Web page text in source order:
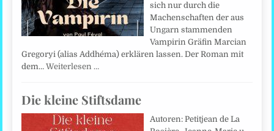
sich nur durch die
Machenschaften der aus
Ungarn stammenden
Vampirin Gräfin Marcian
Gregoryi (alias Addhéma) erklären lassen. Der Roman mit
dem…Weiterlesen …
Die kleine Stiftsdame
Autoren: Petitjean de La